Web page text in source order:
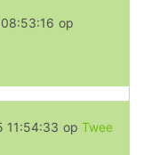
op
11:54:33 op Twee